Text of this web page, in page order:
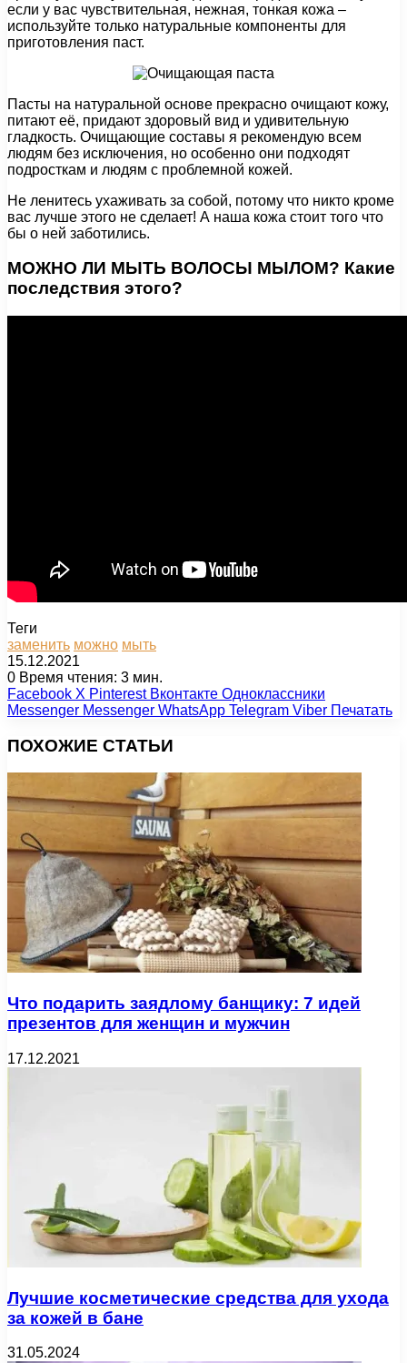
если у вас чувствительная, нежная, тонкая кожа –
используйте только натуральные компоненты для
приготовления паст.
Пасты на натуральной основе прекрасно очищают кожу,
питают её, придают здоровый вид и удивительную
гладкость. Очищающие составы я рекомендую всем
людям без исключения, но особенно они подходят
подросткам и людям с проблемной кожей.
Не ленитесь ухаживать за собой, потому что никто кроме
вас лучше этого не сделает! А наша кожа стоит того что
бы о ней заботились.
МОЖНО ЛИ МЫТЬ ВОЛОСЫ МЫЛОМ? Какие
последствия этого?
Теги
заменить можно мыть
15.12.2021
0 Время чтения: 3 мин.
Facebook X Pinterest Вконтакте Одноклассники
Messenger Messenger WhatsApp Telegram Viber Печатать
ПОХОЖИЕ СТАТЬИ
Что подарить заядлому банщику: 7 идей
презентов для женщин и мужчин
17.12.2021
Лучшие косметические средства для ухода
за кожей в бане
31.05.2024